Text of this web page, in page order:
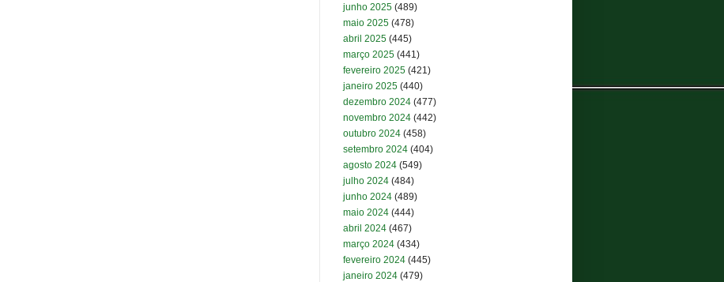
junho 2025 (489)
maio 2025 (478)
abril 2025 (445)
março 2025 (441)
fevereiro 2025 (421)
janeiro 2025 (440)
dezembro 2024 (477)
novembro 2024 (442)
outubro 2024 (458)
setembro 2024 (404)
agosto 2024 (549)
julho 2024 (484)
junho 2024 (489)
maio 2024 (444)
abril 2024 (467)
março 2024 (434)
fevereiro 2024 (445)
janeiro 2024 (479)